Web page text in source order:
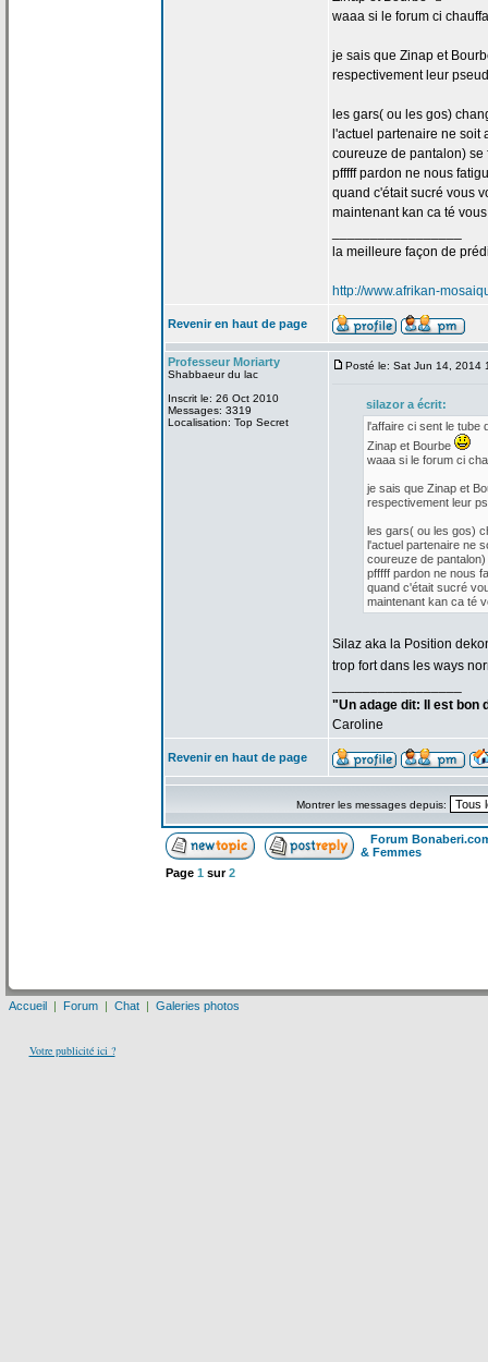
waaa si le forum ci
je sais que Zinap et
respectivement leur
les gars( ou les gos)
l'actuel partenaire ne soit
coureuze de pantalon) se
pfffff pardon ne nous
quand c'était sucré vous
maintenant kan ca té
la meilleure façon de
http://www.afrikan-
Revenir en haut de page
Professeur Moriarty
Shabbaeur du lac
Inscrit le: 26 Oct 2010
Messages: 3319
Localisation: Top Secret
Posté le: Sat Jun 14, 2014
silazor a écrit:
l'affaire ci sent le tube
Zinap et Bourbe
waaa si le forum ci
je sais que Zinap et
respectivement leur
les gars( ou les gos)
l'actuel partenaire ne
coureuze de
pfffff pardon ne nous
quand c'était sucré
maintenant kan ca té
Silaz aka la Position
trop fort dans les ways
"Un adage dit: Il est bon
Caroline
Revenir en haut de page
Montrer les messages depuis:
Forum
& Femmes
Page 1 sur2
Accueil | Forum | Chat | Galeries photos
Votre publicité ici ?